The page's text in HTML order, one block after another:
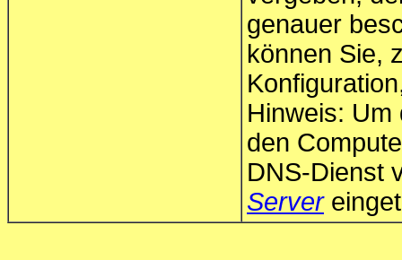
genauer
können Sie,
Hinweis: Um
den
DNS-Dienst
Server